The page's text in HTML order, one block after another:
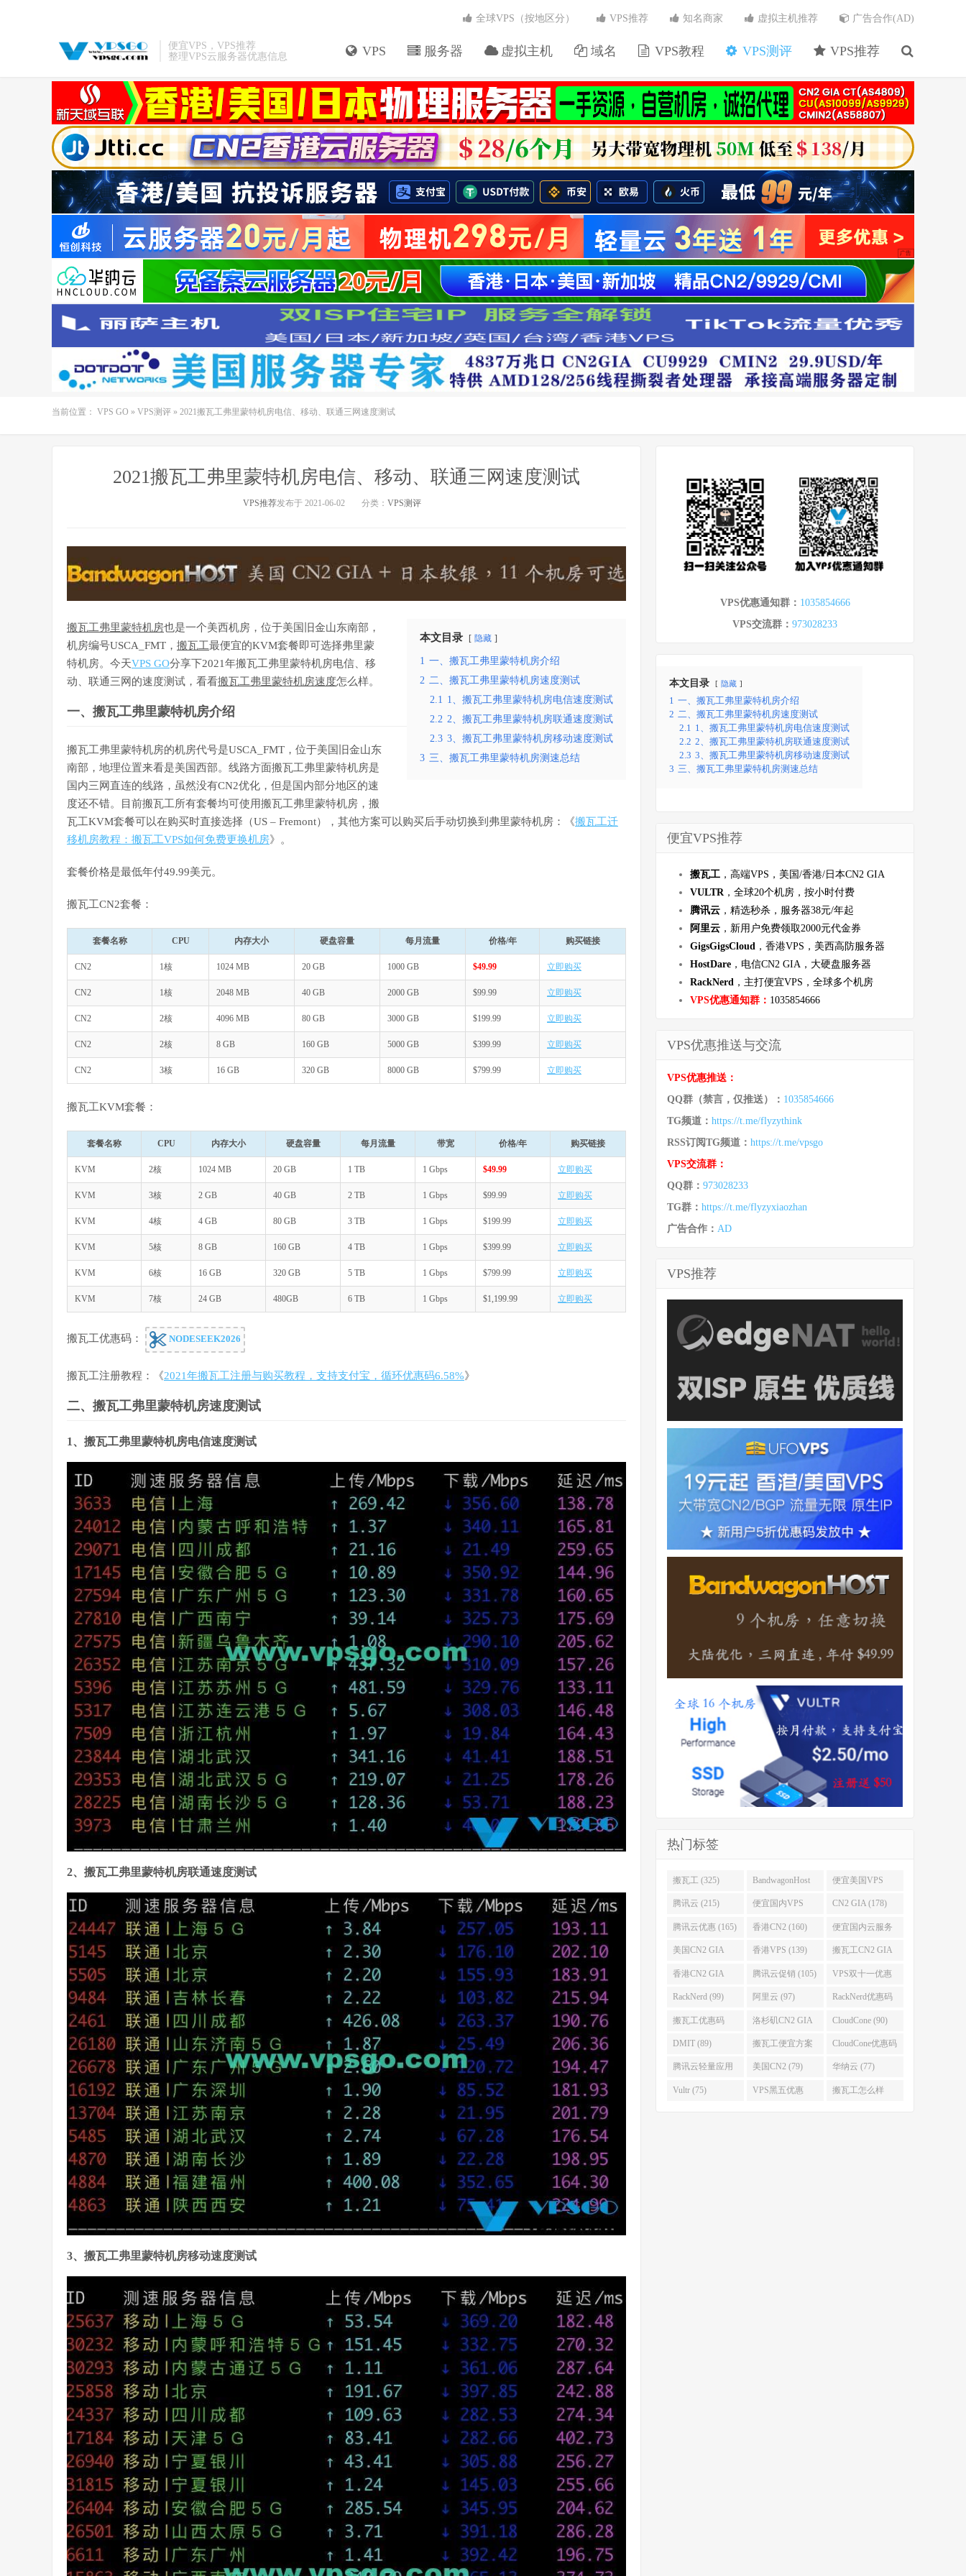
便宜VPS，VPS推荐
整理VPS云服务器优惠信息
VPS 服务器 虚拟主机 域名 VPS教程 VPS测评 VPS推荐
全球VPS（按地区分） VPS推荐 知名商家 虚拟主机推荐 广告合作(AD)
当前位置： VPS GO » VPS测评 » 2021搬瓦工弗里蒙特机房电信、移动、联通三网速度测试
2021搬瓦工弗里蒙特机房电信、移动、联通三网速度测试
VPS推荐发布于 2021-06-02 分类： VPS测评
本文目录 隐藏
1 一、搬瓦工弗里蒙特机房介绍
2 二、搬瓦工弗里蒙特机房速度测试
2.1
1、搬瓦工弗里蒙特机房电信速度测试
2.2 2、搬瓦工弗里蒙特机房联通速度测试
2.3 3、搬瓦工弗里蒙特机房移动速度测试
3 三、搬瓦工弗里蒙特机房测速总结
搬瓦工弗里蒙特机房也是一个美西机房，位于美国旧金山东南部，
机房编号USCA_FMT， 搬瓦工最便宜的KVM套餐即可选择弗里蒙
特机房。今天VPS GO分享下2021年搬瓦工弗里蒙特机房电信、移
动、联通三网的速度测试，看看搬瓦工弗里蒙特机房速度怎么样。
一、搬瓦工弗里蒙特机房介绍
搬瓦工弗里蒙特机房的机房代号是USCA_FMT，位于美国旧金山东
南部，地理位置来看是美国西部。线路方面搬瓦工弗里蒙特机房是
国内三网直连的线路，虽然没有CN2优化，但是国内部分地区的速
度还不错。目前搬瓦工所有套餐均可使用搬瓦工弗里蒙特机房，搬
瓦工KVM套餐可以在购买时直接选择（US – Fremont），其他方案可以购买后手动切换到弗里蒙特机房：《搬瓦工迁
移机房教程：搬瓦工VPS如何免费更换机房》。
套餐价格是最低年付49.99美元。
搬瓦工CN2套餐：
套餐名称 CPU 内存大小 硬盘容量 每月流量 价格/年 购买链接
CN2 1核 1024 MB 20 GB 1000 GB $49.99 立即购买
CN2 1核 2048 MB 40 GB 2000 GB $99.99 立即购买
CN2 2核 4096 MB 80 GB 3000 GB $199.99 立即购买
CN2 2核 8 GB 160 GB 5000 GB $399.99 立即购买
CN2 3核 16 GB 320 GB 8000 GB $799.99 立即购买
搬瓦工KVM套餐：
套餐名称 CPU 内存大小 硬盘容量 每月流量 带宽 价格/年 购买链接
KVM 2核 1024 MB 20 GB 1 TB 1 Gbps $49.99 立即购买
KVM 3核 2 GB 40 GB 2 TB 1 Gbps $99.99 立即购买
KVM 4核 4 GB 80 GB 3 TB 1 Gbps $199.99 立即购买
KVM 5核 8 GB 160 GB 4 TB 1 Gbps $399.99 立即购买
KVM 6核 16 GB 320 GB 5 TB 1 Gbps $799.99 立即购买
KVM 7核 24 GB 480GB 6 TB 1 Gbps $1,199.99 立即购买
搬瓦工优惠码： NODESEEK2026
搬瓦工注册教程：《2021年搬瓦工注册与购买教程，支持支付宝，循环优惠码6.58%》
二、搬瓦工弗里蒙特机房速度测试
1、搬瓦工弗里蒙特机房电信速度测试
2、搬瓦工弗里蒙特机房联通速度测试
3、搬瓦工弗里蒙特机房移动速度测试
VPS优惠通知群： 1035854666
VPS交流群： 973028233
本文目录 隐藏
1 一、搬瓦工弗里蒙特机房介绍
2 二、搬瓦工弗里蒙特机房速度测试
2.1 1、搬瓦工弗里蒙特机房电信速度测试
2.2 2、搬瓦工弗里蒙特机房联通速度测试
2.3 3、搬瓦工弗里蒙特机房移动速度测试
3 三、搬瓦工弗里蒙特机房测速总结
便宜VPS推荐
搬瓦工 ，高端VPS，美国/香港/日本CN2 GIA
VULTR ，全球20个机房，按小时付费
腾讯云 ，精选秒杀，服务器38元/年起
阿里云 ，新用户免费领取2000元代金券
GigsGigsCloud ，香港VPS，美西高防服务器
HostDare ，电信CN2 GIA，大硬盘服务器
RackNerd ，主打便宜VPS，全球多个机房
VPS优惠通知群： 1035854666
VPS优惠推送与交流
VPS优惠推送：
QQ群（禁言，仅推送）： 1035854666
TG频道： https://t.me/flyzythink
RSS订阅TG频道： https://t.me/vpsgo
VPS交流群：
QQ群： 973028233
TG群： https://t.me/flyzyxiaozhan
广告合作： AD
VPS推荐
热门标签
搬瓦工 (325) BandwagonHost
(223)
便宜美国VPS
(222)
腾讯云 (215) 便宜国内VPS
(184)
CN2 GIA (178)
腾讯云优惠 (165) 香港CN2 (160) 便宜国内云服务
器 (152)
美国CN2 GIA
(141)
香港VPS (139) 搬瓦工CN2 GIA
(118)
香港CN2 GIA
(111)
腾讯云促销 (105) VPS双十一优惠
(102)
RackNerd (99) 阿里云 (97) RackNerd优惠码
(93)
搬瓦工优惠码
(92)
洛杉矶CN2 GIA
(92)
CloudCone (90)
DMIT (89) 搬瓦工便宜方案
(86)
CloudCone优惠码
(82)
腾讯云轻量应用
服务器 (82)
美国CN2 (79) 华纳云 (77)
Vultr (75) VPS黑五优惠 搬瓦工怎么样